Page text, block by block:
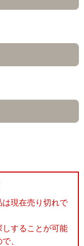
現在売り切れで
しすることが可能
、